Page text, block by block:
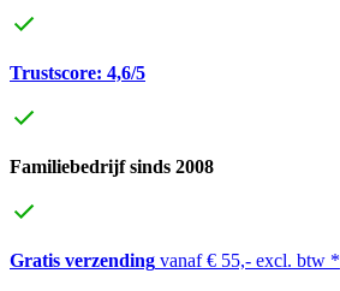
Trustscore: 4,6/5
Familiebedrijf sinds 2008
Gratis verzending vanaf € 55,- excl. btw *